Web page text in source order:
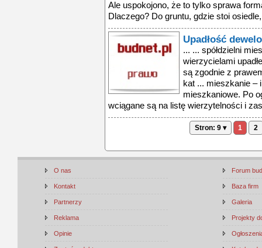
Ale uspokojono, że to tylko sprawa
Dlaczego? Do gruntu, gdzie stoi
Upadłość
... ... spółdzielni
wierzycielami
są zgodnie z
kat ... mieszkanie –
mieszkaniowe. Po
wciągane są na listę wierzytelności i
Stron: 9 ▾ 1 2
O nas
Kontakt
Partnerzy
Reklama
Opinie
Forum
Baza firm
Galeria
Projekty